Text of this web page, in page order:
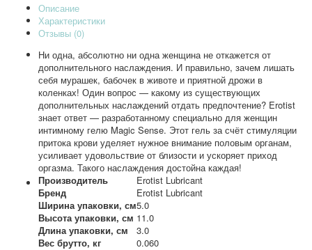
Описание
Характеристики
Отзывы (0)
Ни одна, абсолютно ни одна женщина не откажется от
дополнительного наслаждения. И правильно, зачем лишать
себя мурашек, бабочек в животе и приятной дрожи в
коленках! Один вопрос — какому из существующих
дополнительных наслаждений отдать предпочтение? Erotist
знает ответ — разработанному специально для женщин
интимному гелю Magic Sense. Этот гель за счёт стимуляции
притока крови уделяет нужное внимание половым органам,
усиливает удовольствие от близости и ускоряет приход
оргазма. Такого наслаждения достойна каждая!
Производитель
Erotist Lubricant
Бренд
Erotist Lubricant
Ширина упаковки, см5.0
Высота упаковки, см 11.0
Длина упаковки, см
3.0
Вес брутто, кг
0.060